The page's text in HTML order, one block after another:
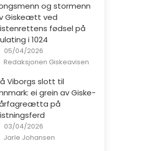
og stormenn
Giskeætt ved
fødsel på
i 1024
Posted on
05/04/2026
Author
Redaksjonen Giskeavisen
Viborgs slott til
ei grein av Giske-
på
Posted on
03/04/2026
Author
Jarle Johansen